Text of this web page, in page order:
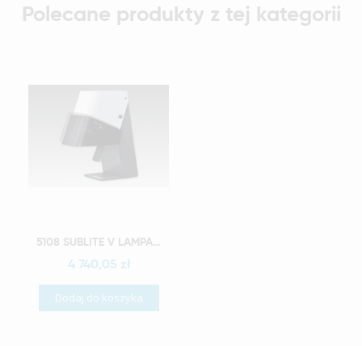
Polecane produkty z tej kategorii
Szybki podgląd 5108 SUBLITE V LAMPA POLIMERYZACYJNA
4 740,05 zł
Dodaj do koszyka